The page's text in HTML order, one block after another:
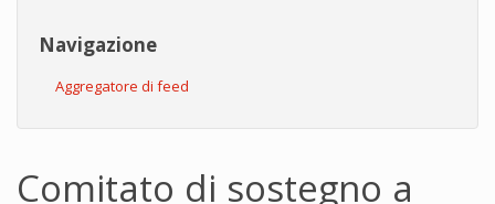
Navigazione
Aggregatore di feed
Comitato di sostegno a